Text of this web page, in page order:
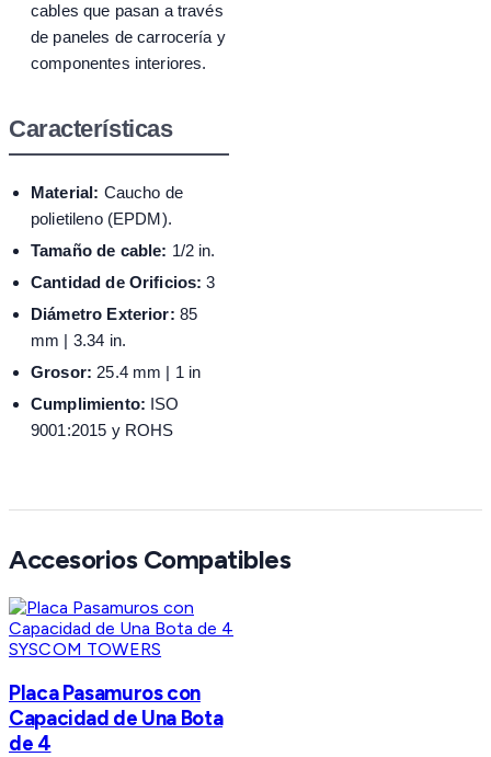
cables que pasan a través
de paneles de carrocería y
componentes interiores.
Características
Material: Caucho de
polietileno (EPDM).
Tamaño de cable: 1/2 in.
Cantidad de Orificios: 3
Diámetro Exterior: 85
mm | 3.34 in.
Grosor: 25.4 mm | 1 in
Cumplimiento: ISO
9001:2015 y ROHS
Accesorios Compatibles
SYSCOM TOWERS
Placa Pasamuros con
Capacidad de Una Bota
de 4